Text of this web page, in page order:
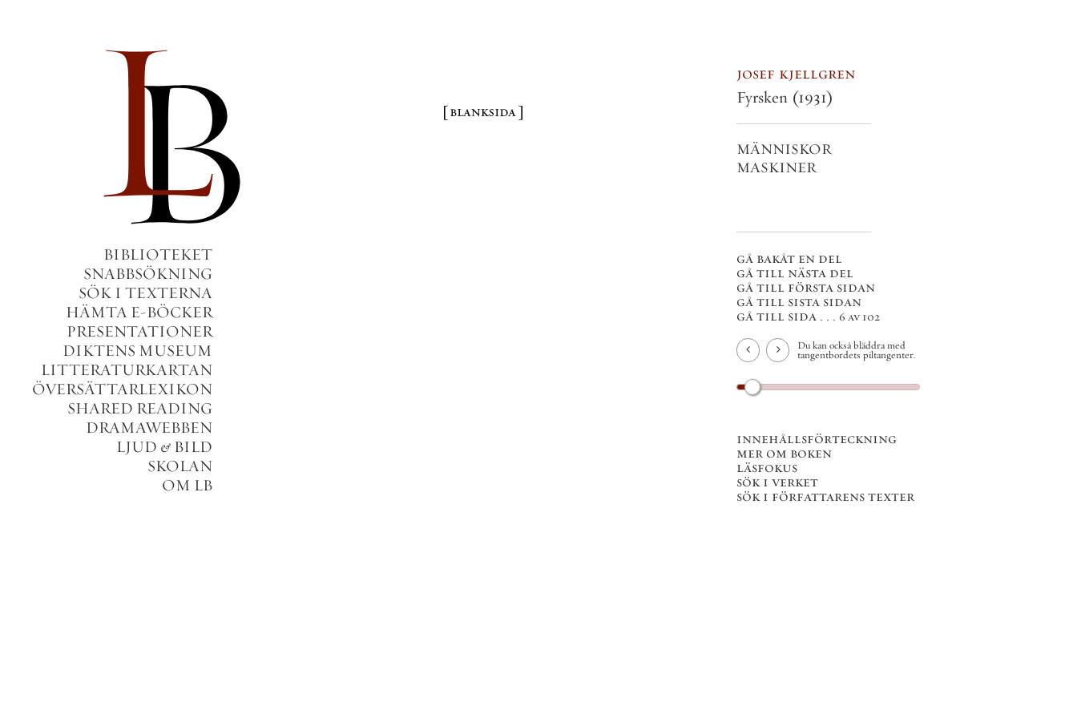
BIBLIOTEKET
SNABBSÖKNING
SÖK I TEXTERNA
HÄMTA E-BÖCKER
PRESENTATIONER
DIKTENS MUSEUM
LITTERATURKARTAN
ÖVERSÄTTARLEXIKON
SHARED READING
DRAMAWEBBEN
LJUD & BILD
SKOLAN
OM LB
josef kjellgren
Fyrsken (1931)
MÄNNISKOR
MASKINER
gå bakåt en del
gå till nästa del
gå till första sidan
gå till sista sidan
gå till sida . . . 6 av 102
Du kan också bläddra med
tangentbordets piltangenter.
innehållsförteckning
mer om boken
läsfokus
sök i verket
sök i författarens texter